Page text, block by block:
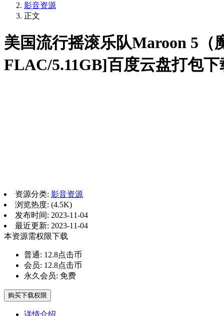
影音资源
正文
美国流行摇滚乐队Maroon 5（
FLAC/5.11GB]百度云盘打包下
资源分类: 影音资源
浏览热度: (4.5K)
发布时间: 2023-11-04
最近更新: 2023-11-04
本资源需权限下载
普通: 12.8点击币
会员: 12.8点击币
永久会员: 免费
购买下载权限
详情介绍